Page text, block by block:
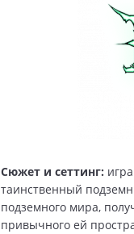
Сюжет и сеттинг:
таинственный
подземного мира,
привычного ей